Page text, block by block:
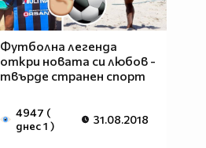
Футболна легенда
откри новата си любов -
твърде странен спорт
4947 (
днес 1 )
31.08.2018